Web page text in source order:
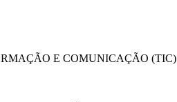
E COMUNICAÇÃO (TIC)